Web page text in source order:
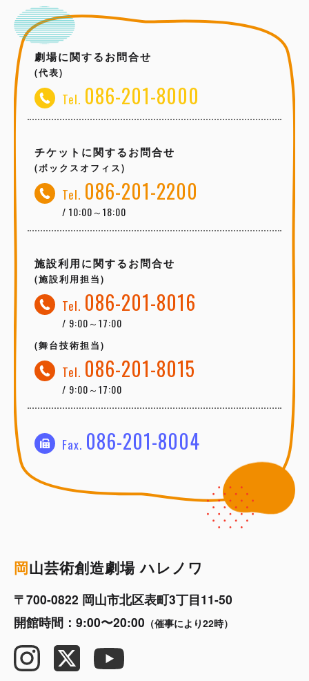
劇場に関するお問合せ
(代表)
Tel. 086-201-8000
チケットに関するお問合せ
(ボックスオフィス)
Tel. 086-201-2200
/ 10:00～18:00
施設利用に関するお問合せ
(施設利用担当)
Tel. 086-201-8016
/ 9:00～17:00
(舞台技術担当)
Tel. 086-201-8015
/ 9:00～17:00
Fax. 086-201-8004
岡山芸術創造劇場 ハレノワ
〒700-0822 岡山市北区表町3丁目11-50
開館時間：9:00〜20:00 （催事により22時）